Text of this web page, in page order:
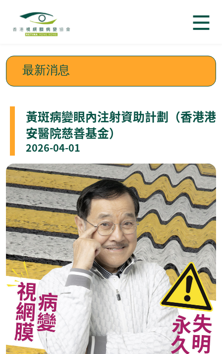
最新消息
黃斑病變眼內注射資助計劃（香港港
安醫院慈善基金）
2026-04-01